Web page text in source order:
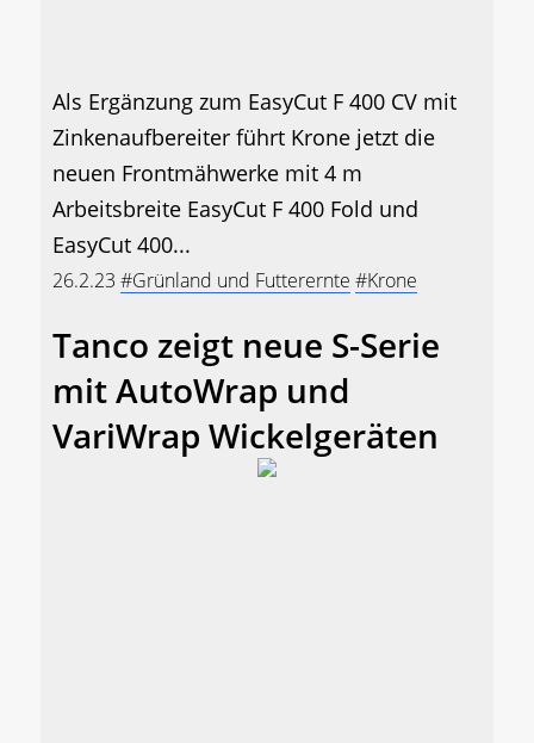
Als Ergänzung zum EasyCut F 400 CV mit
Zinkenaufbereiter führt Krone jetzt die
neuen Frontmähwerke mit 4 m
Arbeitsbreite EasyCut F 400 Fold und
EasyCut 400...
26.2.23 #Grünland und Futterernte #Krone
Tanco zeigt neue S-Serie
mit AutoWrap und
VariWrap Wickelgeräten